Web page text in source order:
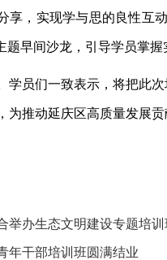
享，实现学与思的良性互
题早间沙龙，引导学员掌握
学员们一致表示，将把此
为推动延庆区高质量发展贡
举办生态文明建设专题培训
年干部培训班圆满结业